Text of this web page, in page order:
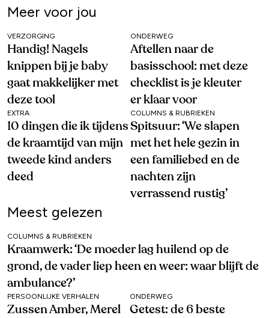
Meer voor jou
VERZORGING
Handig! Nagels
knippen bij je baby
gaat makkelijker met
deze tool
ONDERWEG
Aftellen naar de
basisschool: met deze
checklist is je kleuter
er klaar voor
EXTRA
10 dingen die ik tijdens
de kraamtijd van mijn
tweede kind anders
deed
COLUMNS & RUBRIEKEN
Spitsuur: ‘We slapen
met het hele gezin in
een familiebed en de
nachten zijn
verrassend rustig’
Meest gelezen
COLUMNS & RUBRIEKEN
Kraamwerk: ‘De moeder lag huilend op de
grond, de vader liep heen en weer: waar blijft de
ambulance?’
PERSOONLIJKE VERHALEN
Zussen Amber, Merel
ONDERWEG
Getest: de 6 beste